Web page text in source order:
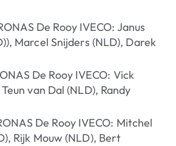
De Rooy IVECO: Janus
Marcel Snijders (NLD), Darek
De Rooy IVECO: Vick
van Dal (NLD), Randy
De Rooy IVECO: Mitchel
Rijk Mouw (NLD), Bert